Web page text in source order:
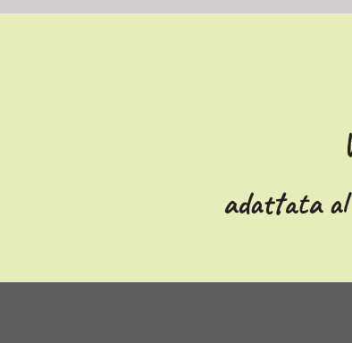
adattata al